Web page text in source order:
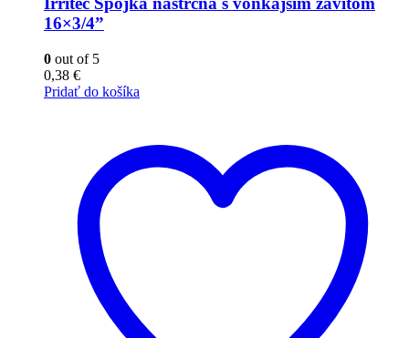
16×3/4”
0 out of 5
0,38 €
Pridať do košíka